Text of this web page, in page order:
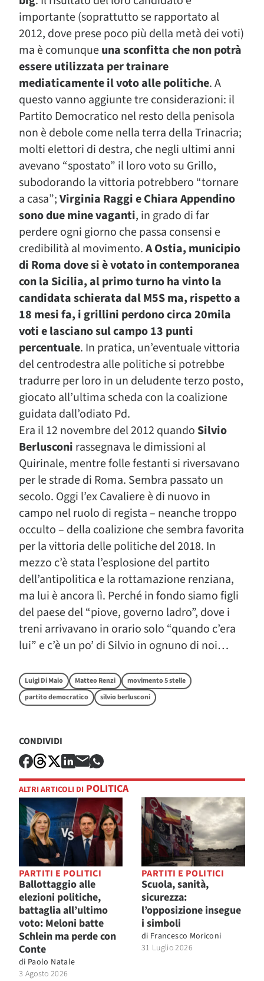
importante (soprattutto se rapportato al
2012, dove prese poco più della metà dei voti)
ma è comunqueuna sconfitta che non potrà
essere utilizzata per trainare
mediaticamente il voto alle politiche. A
questo vanno aggiunte tre considerazioni: il
Partito Democratico nel resto della penisola
non è debole come nella terra della Trinacria;
molti elettori di destra, che negli ultimi anni
avevano “spostato” il loro voto su Grillo,
subodorando la vittoria potrebbero “tornare
a casa”;Virginia Raggi e Chiara Appendino
sono due mine vaganti, in grado di far
perdere ogni giorno che passa consensi e
credibilità al movimento.A Ostia, municipio
di Roma dove si è votato in contemporanea
con la Sicilia, al primo turno ha vinto la
candidata schierata dal M5S ma, rispetto a
18 mesi fa, i grillini perdono circa 20mila
voti e lasciano sul campo 13 punti
percentuale. In pratica, un’eventuale vittoria
del centrodestra alle politiche si potrebbe
tradurre per loro in un deludente terzo posto,
giocato all’ultima scheda con la coalizione
guidata dall’odiato Pd.
Era il 12 novembre del 2012 quando Silvio
Berlusconi rassegnava le dimissioni al
Quirinale, mentre folle festanti si riversavano
per le strade di Roma. Sembra passato un
secolo. Oggi l’ex Cavaliere è di nuovo in
campo nel ruolo di regista – neanche troppo
occulto – della coalizione che sembra favorita
per la vittoria delle politiche del 2018. In
mezzo c’è stata l’esplosione del partito
dell’antipolitica e la rottamazione renziana,
ma lui è ancora lì. Perché in fondo siamo figli
del paese del “piove, governo ladro”, dove i
treni arrivavano in orario solo “quando c’era
lui” e c’è un po’ di Silvio in ognuno di noi…
Luigi Di Maio Matteo Renzi
movimento 5 stelle
partito democratico
silvio berlusconi
CONDIVIDI
ALTRI ARTICOLI DI POLITICA
PARTITI E POLITICI
Ballottaggio alle
elezioni politiche,
battaglia all’ultimo
voto: Meloni batte
Schlein ma perde con
Conte
di Paolo Natale
3 Agosto 2026
PARTITI E POLITICI
Scuola, sanità,
sicurezza:
l’opposizione insegue
i simboli
di Francesco Moriconi
31 Luglio 2026